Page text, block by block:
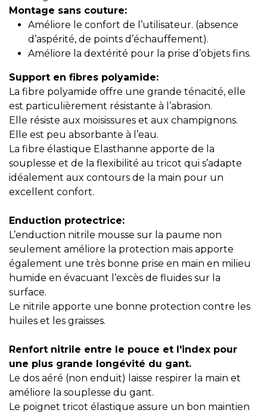
Montage sans couture:
Améliore le confort de l’utilisateur. (absence
d’aspérité, de points d’échauffement).
Améliore la dextérité pour la prise d’objets fins.
Support en fibres polyamide:
La fibre polyamide offre une grande ténacité, elle
est particulièrement résistante à l’abrasion.
Elle résiste aux moisissures et aux champignons.
Elle est peu absorbante à l’eau.
La fibre élastique Elasthanne apporte de la
souplesse et de la flexibilité au tricot qui s’adapte
idéalement aux contours de la main pour un
excellent confort.
Enduction protectrice:
L’enduction nitrile mousse sur la paume non
seulement améliore la protection mais apporte
également une très bonne prise en main en milieu
humide en évacuant l’excès de fluides sur la
surface.
Le nitrile apporte une bonne protection contre les
huiles et les graisses.
Renfort nitrile entre le pouce et l'index pour
une plus grande longévité du gant.
Le dos aéré (non enduit) laisse respirer la main et
améliore la souplesse du gant.
Le poignet tricot élastique assure un bon maintien